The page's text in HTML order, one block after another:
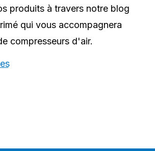
produits à travers notre blog
qui vous accompagnera
compresseurs d'air.